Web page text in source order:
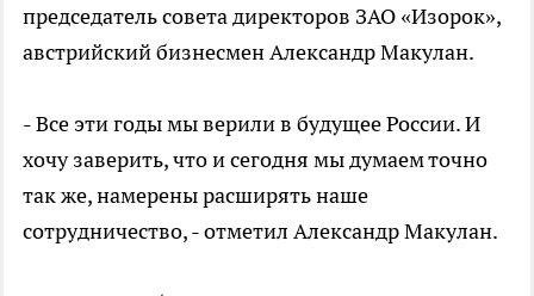
председатель совета директоров ЗАО «Изорок»,
австрийский бизнесмен Александр Макулан.
- Все эти годы мы верили в будущее России. И
хочу заверить, что и сегодня мы думаем точно
так же, намерены расширять наше
сотрудничество, - отметил Александр Макулан.